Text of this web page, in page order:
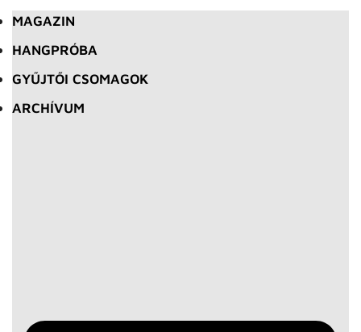
MAGAZIN
HANGPRÓBA
GYŰJTŐI CSOMAGOK
ARCHÍVUM